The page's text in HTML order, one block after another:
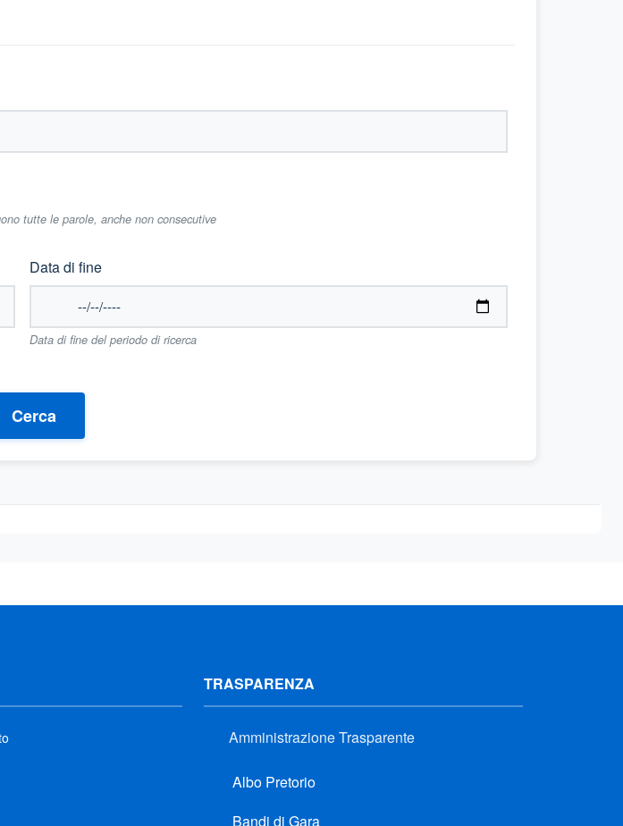
tutte le parole, anche non consecutive
Data di fine
Data di fine del periodo di ricerca
Cerca
TRASPARENZA
Amministrazione Trasparente
Albo Pretorio
Bandi di Gara